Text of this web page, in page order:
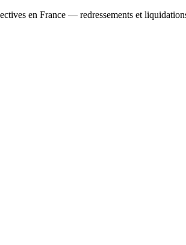
en France — redressements et